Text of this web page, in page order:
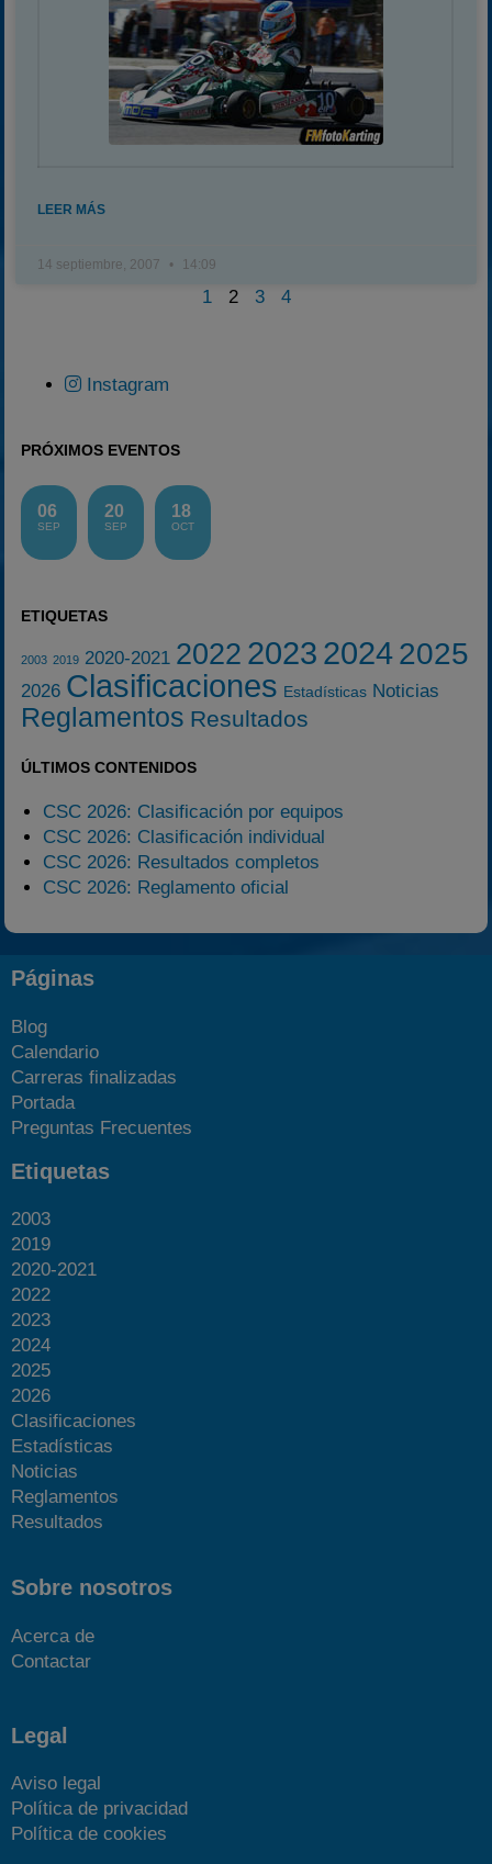
LEER MÁS
14 septiembre, 2007 14:09
1 2 3 4
Instagram
PRÓXIMOS EVENTOS
06
SEP
20
SEP
18
OCT
ETIQUETAS
2003 2019 2020-2021 2022 2023 20242025
2026 Clasificaciones Estadísticas Noticias
Reglamentos Resultados
ÚLTIMOS CONTENIDOS
CSC 2026: Clasificación por equipos
CSC 2026: Clasificación individual
CSC 2026: Resultados completos
CSC 2026: Reglamento oficial
Páginas
Blog
Calendario
Carreras finalizadas
Portada
Preguntas Frecuentes
Etiquetas
2003
2019
2020-2021
2022
2023
2024
2025
2026
Clasificaciones
Estadísticas
Noticias
Reglamentos
Resultados
Sobre nosotros
Acerca de
Contactar
Legal
Aviso legal
Política de privacidad
Política de cookies